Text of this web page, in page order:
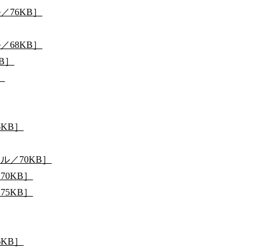
76KB］
68KB］
］
／70KB］
］
］
］